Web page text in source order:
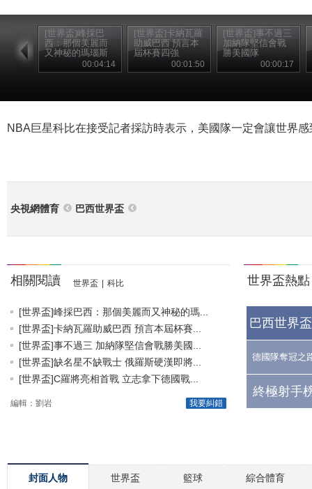
[世界盃]峰採巴
西：那個美麗而
又神秘的瑪瑙斯
00:04:14
[世界盃]卡納瓦羅
助威巴西 預言本
屆杯賽四強
00:01:50
[世界盃]事不過三
加納隊堅信會戰
勝美國隊
00:00:17
NBA巨星科比在接受記者採訪時表示，美國隊一定會讓世界
央視網體育 巴西世界盃
相關閱讀 世界盃 科比
[世界盃]峰採巴西：那個美麗而又神秘的瑪...
[世界盃]卡納瓦羅助威巴西 預言本屆杯賽...
[世界盃]事不過三 加納隊堅信會戰勝美國...
[世界盃]缺名星不缺戰士 俄羅斯硬漢即將...
[世界盃]C羅將亮相首戰 立志拿下德國戰...
我要糾錯
編輯：劉岩
世界盃熱點
巴西世界
德國隊奪冠之
終極射手
封面人物 世界盃 籃球 綜合體育